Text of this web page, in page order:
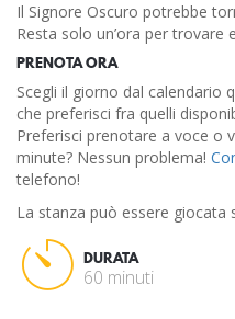
Il Signore Oscuro potrebbe
Resta solo un’ora per trovare
PRENOTA ORA
Scegli il giorno dal calendario
che preferisci fra quelli
Preferisci prenotare a voce o
minute? Nessun problema!
telefono!
La stanza può essere giocata
DURATA
60 minuti